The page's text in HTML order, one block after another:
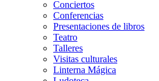
Conciertos
Conferencias
Presentaciones de libros
Teatro
Talleres
Visitas culturales
Linterna Mágica